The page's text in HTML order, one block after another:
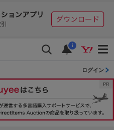
i
ログイン